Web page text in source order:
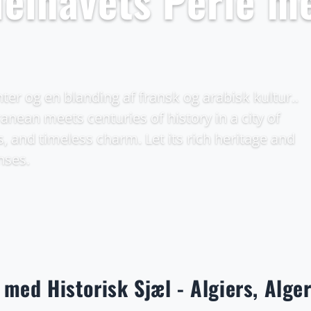
og en blanding af fransk og arabisk kultur..
meets centuries of history in a city of
and timeless charm. Let its rich heritage and
Historisk Sjæl - Algiers,